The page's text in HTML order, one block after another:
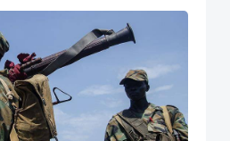
بتوقيت غرينتش،...